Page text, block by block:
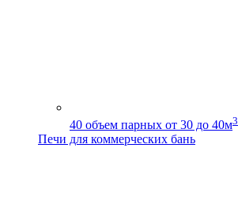
40 объем парных от 30 до 40м3
Печи для коммерческих бань